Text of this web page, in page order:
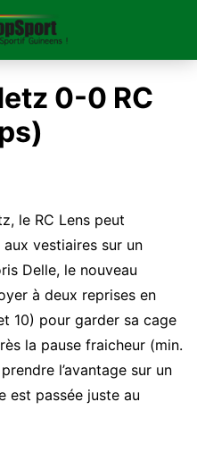
0-0 RC
le RC Lens peut
aux vestiaires sur un
Delle, le nouveau
à deux reprises en
10) pour garder sa cage
la pause fraicheur (min.
l’avantage sur un
est passée juste au